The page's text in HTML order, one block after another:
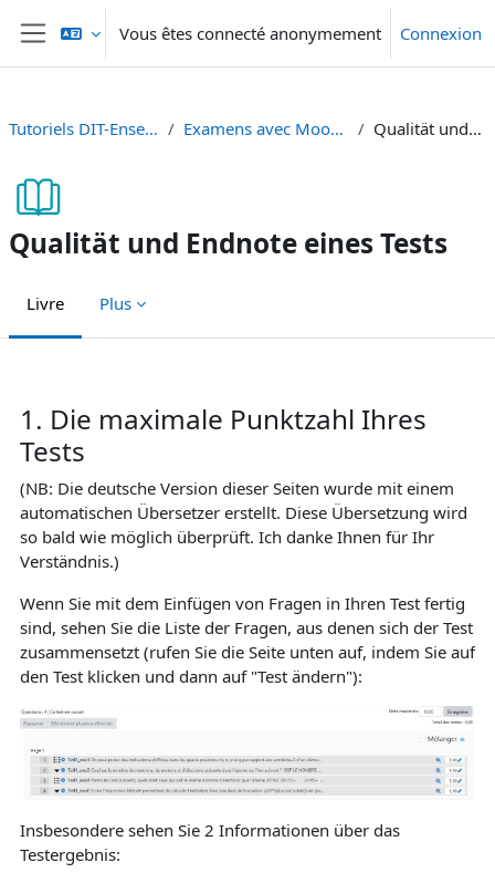
Passer au contenu principal
Panneau latéral
Vous êtes connecté anonymement Connexion
Tutoriels DIT-Enseignement et Recherche Examens avec Moodle - Prüfungen mit Moodle Qualität und Endnote eines Tests
Qualität und Endnote eines Tests
Livre Plus
1. Die maximale Punktzahl Ihres
Tests
(NB: Die deutsche Version dieser Seiten wurde mit einem
automatischen Übersetzer erstellt. Diese Übersetzung wird
so bald wie möglich überprüft. Ich danke Ihnen für Ihr
Verständnis.)
Wenn Sie mit dem Einfügen von Fragen in Ihren Test fertig
sind, sehen Sie die Liste der Fragen, aus denen sich der Test
zusammensetzt (rufen Sie die Seite unten auf, indem Sie auf
den Test klicken und dann auf "Test ändern"):
Insbesondere sehen Sie 2 Informationen über das
Testergebnis: